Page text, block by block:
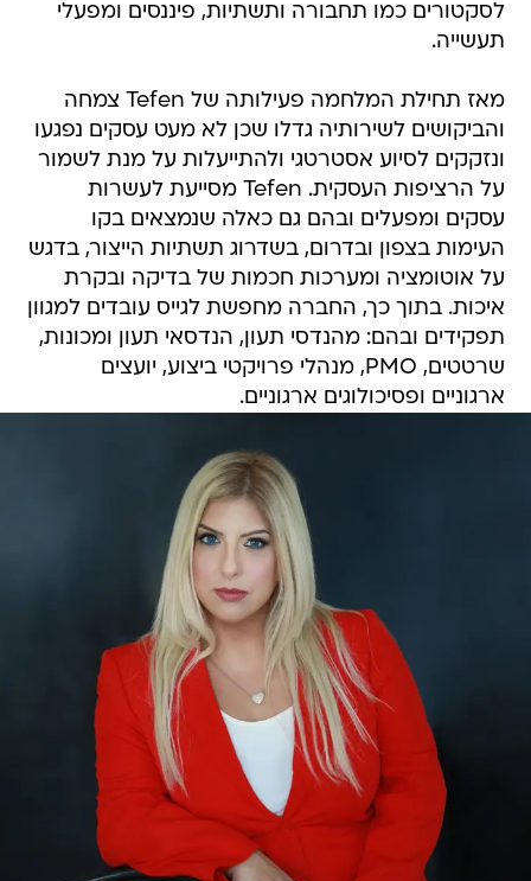
לסקטורים כמו תחבורה ותשתיות, פיננסים ומפעלי
תעשייה.
מאז תחילת המלחמה פעילותה של Tefen צמחה
והביקושים לשירותיה גדלו שכן לא מעט עסקים נפגעו
ונזקקים לסיוע אסטרטגי ולהתייעלות על מנת לשמור
על הרציפות העסקית. Tefen מסייעת לעשרות
עסקים ומפעלים ובהם גם כאלה שנמצאים בקו
העימות בצפון ובדרום, בשדרוג תשתיות הייצור, בדגש
על אוטומציה ומערכות חכמות של בדיקה ובקרת
איכות. בתוך כך, החברה מחפשת לגייס עובדים למגוון
תפקידים ובהם: מהנדסי תעון, הנדסאי תעון ומכונות,
שרטטים, PMO, מנהלי פרויקטי ביצוע, יועצים
ארגוניים ופסיכולוגים ארגוניים.